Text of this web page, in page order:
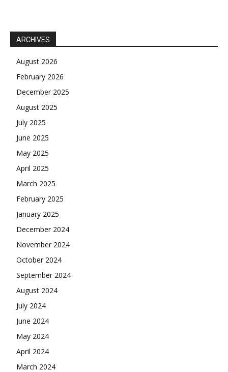
ARCHIVES
August 2026
February 2026
December 2025
August 2025
July 2025
June 2025
May 2025
April 2025
March 2025
February 2025
January 2025
December 2024
November 2024
October 2024
September 2024
August 2024
July 2024
June 2024
May 2024
April 2024
March 2024